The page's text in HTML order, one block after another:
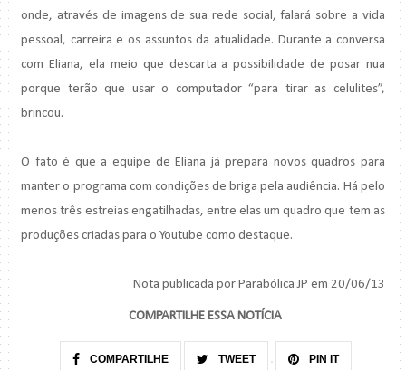
onde, através de imagens de sua rede social, falará sobre a vida
pessoal, carreira e os assuntos da atualidade. Durante a conversa
com Eliana, ela meio que descarta a possibilidade de posar nua
porque terão que usar o computador “para tirar as celulites”,
brincou.
O fato é que a equipe de Eliana já prepara novos quadros para
manter o programa com condições de briga pela audiência. Há pelo
menos três estreias engatilhadas, entre elas um quadro que tem as
produções criadas para o Youtube como destaque.
Nota publicada por Parabólica JP em 20/06/13
COMPARTILHE ESSA NOTÍCIA
COMPARTILHE TWEET PIN IT